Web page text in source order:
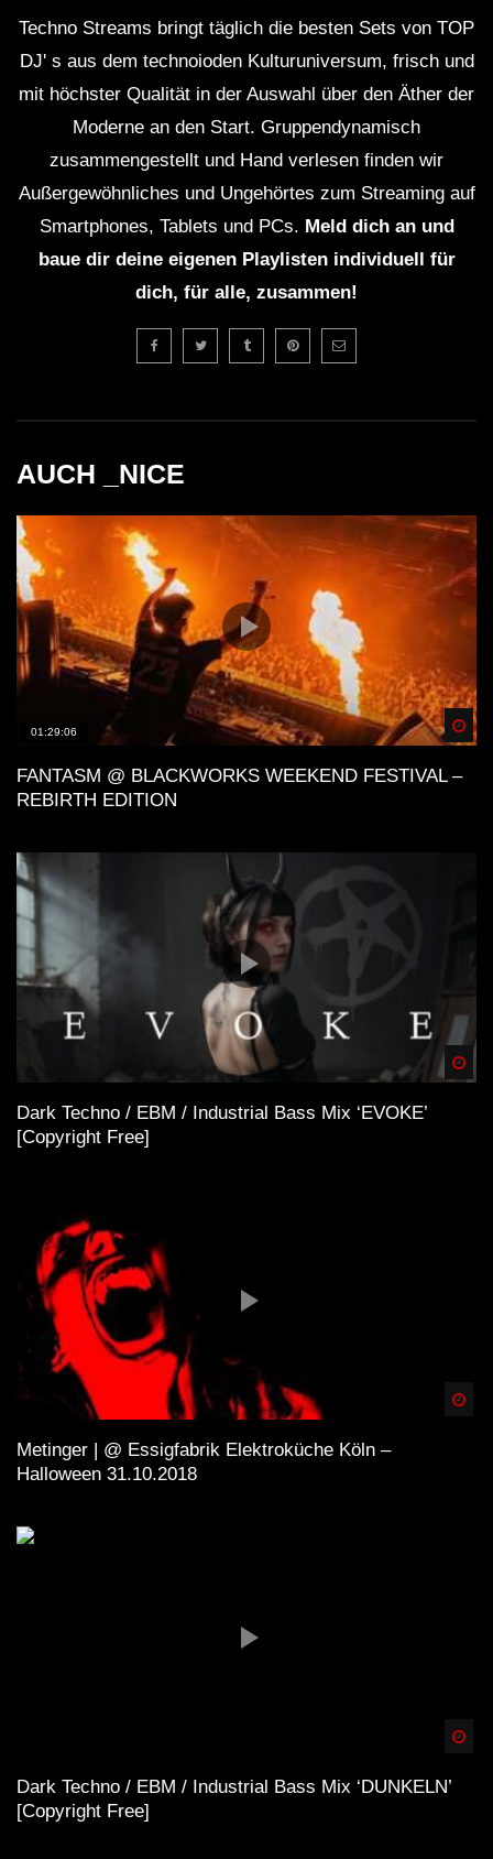
Techno Streams bringt täglich die besten Sets von TOP
DJ' s aus dem technoioden Kulturuniversum, frisch und
mit höchster Qualität in der Auswahl über den Äther der
Moderne an den Start. Gruppendynamisch
zusammengestellt und Hand verlesen finden wir
Außergewöhnliches und Ungehörtes zum Streaming auf
Smartphones, Tablets und PCs. Meld dich an und
baue dir deine eigenen Playlisten individuell für
dich, für alle, zusammen!
AUCH _NICE
01:29:06
FANTASM @ BLACKWORKS WEEKEND FESTIVAL –
REBIRTH EDITION
Dark Techno / EBM / Industrial Bass Mix ‘EVOKE’
[Copyright Free]
Metinger | @ Essigfabrik Elektroküche Köln –
Halloween 31.10.2018
Dark Techno / EBM / Industrial Bass Mix ‘DUNKELN’
[Copyright Free]